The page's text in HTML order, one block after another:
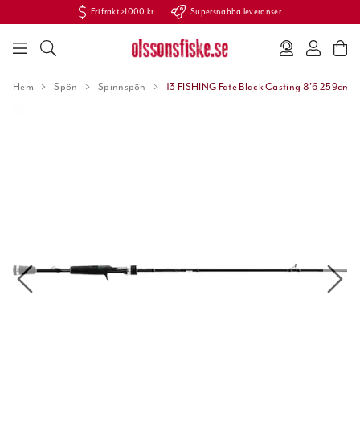
Fri frakt >1000 kr Supersnabba leveranser
Hem Spön Spinnspön 13 FISHING Fate Black Casting 8'6 259cm